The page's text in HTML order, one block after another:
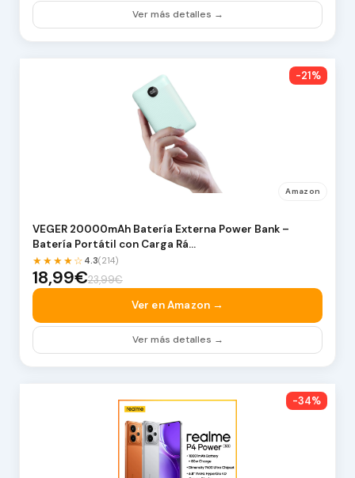
Ver más detalles →
-21%
Amazon
VEGER 20000mAh Batería Externa Power Bank –
Batería Portátil con Carga Rá…
★★★★☆ 4.3(214)
18,99€23,99€
Ver en Amazon →
Ver más detalles →
-34%